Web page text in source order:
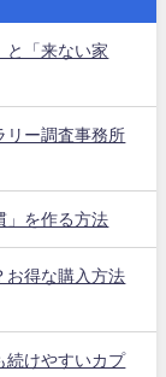
と「来ない家
リー調査事務所
」を作る方法
お得な購入方法
続けやすいカプ